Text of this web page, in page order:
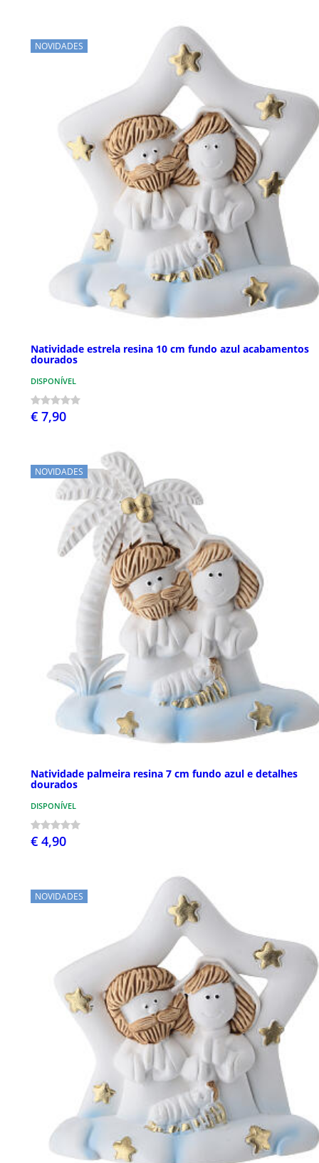
NOVIDADES
Natividade estrela resina 10 cm fundo azul acabamentos
dourados
DISPONÍVEL
€ 7,90
NOVIDADES
Natividade palmeira resina 7 cm fundo azul e detalhes
dourados
DISPONÍVEL
€ 4,90
NOVIDADES